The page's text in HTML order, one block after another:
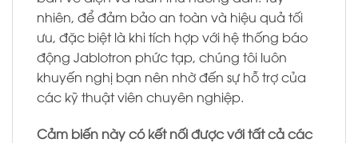
nhiên, để đảm bảo an toàn và hiệu quả tối
ưu, đặc biệt là khi tích hợp với hệ thống báo
động Jablotron phức tạp, chúng tôi luôn
khuyến nghị bạn nên nhờ đến sự hỗ trợ của
các kỹ thuật viên chuyên nghiệp.
Cảm biến này có kết nối được với tất cả các